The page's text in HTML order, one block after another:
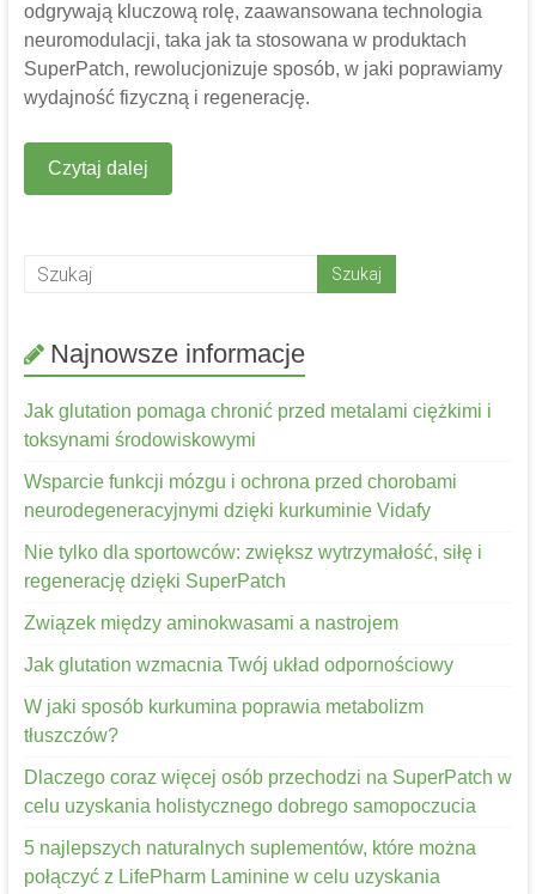
odgrywają kluczową rolę, zaawansowana technologia
neuromodulacji, taka jak ta stosowana w produktach
SuperPatch, rewolucjonizuje sposób, w jaki poprawiamy
wydajność fizyczną i regenerację.
Czytaj dalej
Najnowsze informacje
Jak glutation pomaga chronić przed metalami ciężkimi i
toksynami środowiskowymi
Wsparcie funkcji mózgu i ochrona przed chorobami
neurodegeneracyjnymi dzięki kurkuminie Vidafy
Nie tylko dla sportowców: zwiększ wytrzymałość, siłę i
regenerację dzięki SuperPatch
Związek między aminokwasami a nastrojem
Jak glutation wzmacnia Twój układ odpornościowy
W jaki sposób kurkumina poprawia metabolizm
tłuszczów?
Dlaczego coraz więcej osób przechodzi na SuperPatch w
celu uzyskania holistycznego dobrego samopoczucia
5 najlepszych naturalnych suplementów, które można
połączyć z LifePharm Laminine w celu uzyskania